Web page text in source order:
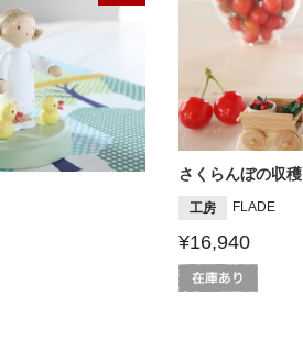
さくらんぼの収穫
工房 FLADE
¥16,940